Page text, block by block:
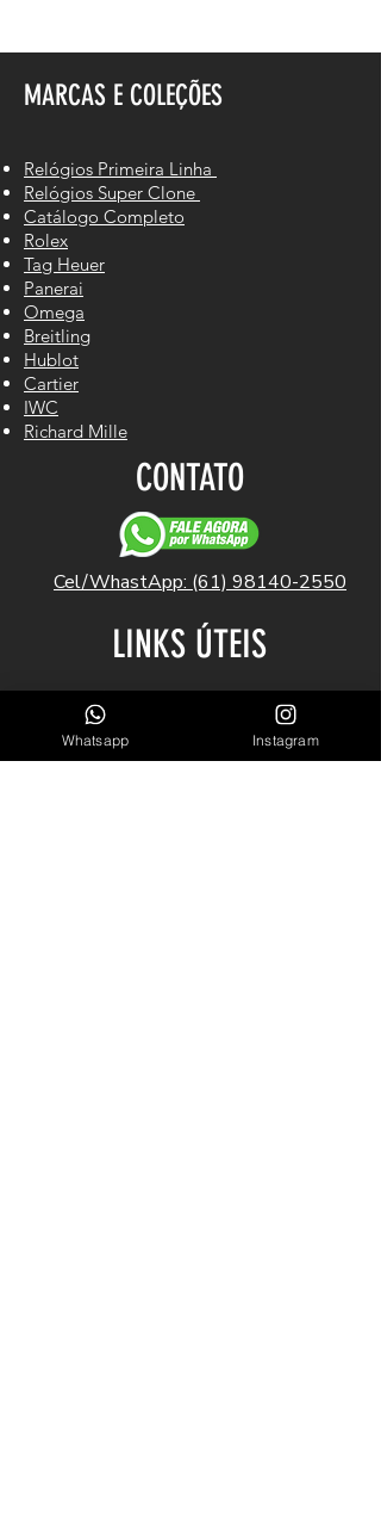
MARCAS E COLEÇÕES
Relógios Primeira Linha
Relógios Super Clone
Catálogo Completo
Rolex
Tag Heuer
Panerai
Omega
Breitling
Hublot
Cartier
IWC
Richard Mille
CONTATO
Cel/WhastApp: (61) 98140-2550
LINKS ÚTEIS
Garantia
Blog
Whatsapp Instagram